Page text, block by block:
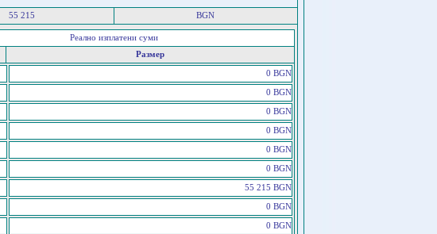
55 215 BGN
Реално изплатени суми
Размер
0 BGN
0 BGN
0 BGN
0 BGN
0 BGN
0 BGN
55 215 BGN
0 BGN
0 BGN